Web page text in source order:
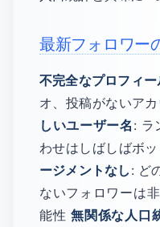
最新フォロワー
不完全なプロフィー
オ、投稿がないア
しいユーザー名 : ラ
わせはしばしばボ
ージメントなし : ど
ないフォロワーは
能性無関係な人口